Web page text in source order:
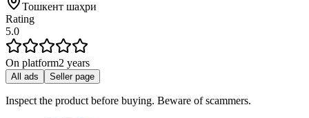
Тошкент шаҳри
Rating
5.0
On platform2 years
All ads Seller page
Inspect the product before buying. Beware of scammers.